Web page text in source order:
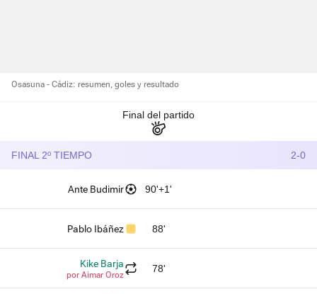
Osasuna - Cádiz: resumen, goles y resultado
Final del partido
FINAL 2º TIEMPO 2-0
Ante Budimir 90'+1'
Pablo Ibáñez 88'
Kike Barja
por Aimar Oroz
78'